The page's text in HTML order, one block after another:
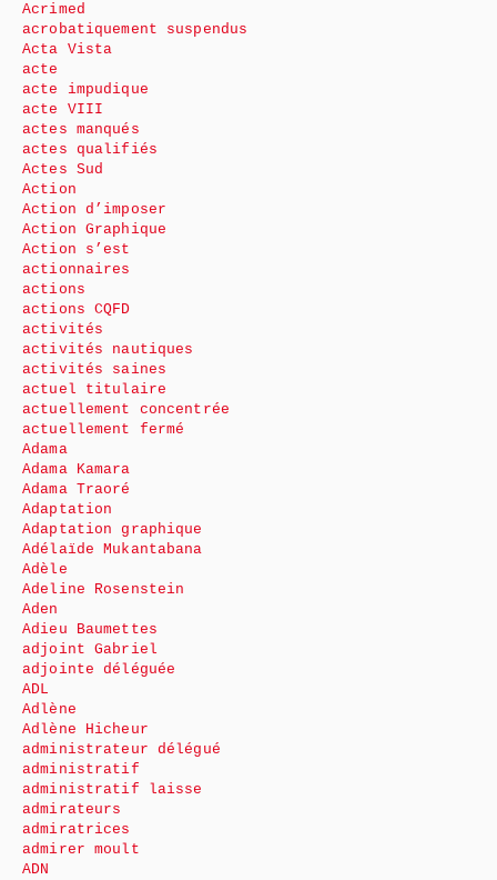
Acrimed
acrobatiquement suspendus
Acta Vista
acte
acte impudique
acte VIII
actes manqués
actes qualifiés
Actes Sud
Action
Action d’imposer
Action Graphique
Action s’est
actionnaires
actions
actions CQFD
activités
activités nautiques
activités saines
actuel titulaire
actuellement concentrée
actuellement fermé
Adama
Adama Kamara
Adama Traoré
Adaptation
Adaptation graphique
Adélaïde Mukantabana
Adèle
Adeline Rosenstein
Aden
Adieu Baumettes
adjoint Gabriel
adjointe déléguée
ADL
Adlène
Adlène Hicheur
administrateur délégué
administratif
administratif laisse
admirateurs
admiratrices
admirer moult
ADN